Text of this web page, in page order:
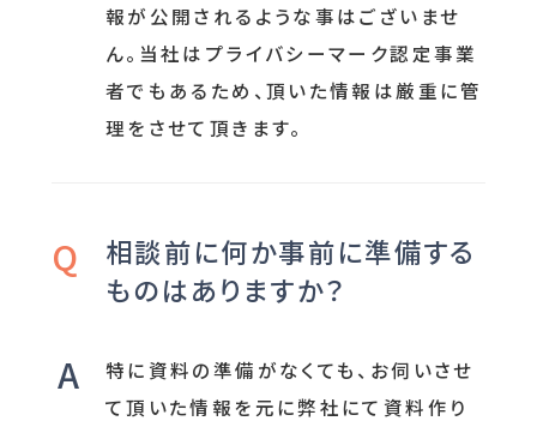
報が公開されるような事はございませ
ん。当社はプライバシーマーク認定事業
者でもあるため、頂いた情報は厳重に管
理をさせて頂きます。
相談前に何か事前に準備する
ものはありますか？
特に資料の準備がなくても、お伺いさせ
て頂いた情報を元に弊社にて資料作り